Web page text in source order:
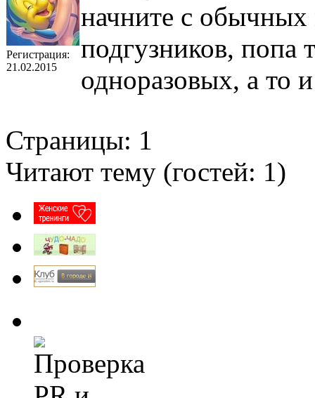
Регистрация:
21.02.2015
начните с
подгузников, попа
одноразовых, а то
Страницы: 1
Читают тему (гостей: 1)